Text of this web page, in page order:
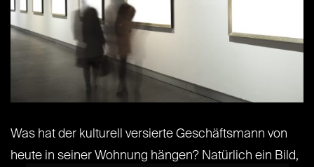
Was hat der kulturell versierte Geschäftsmann von
heute in seiner Wohnung hängen? Natürlich ein Bild,